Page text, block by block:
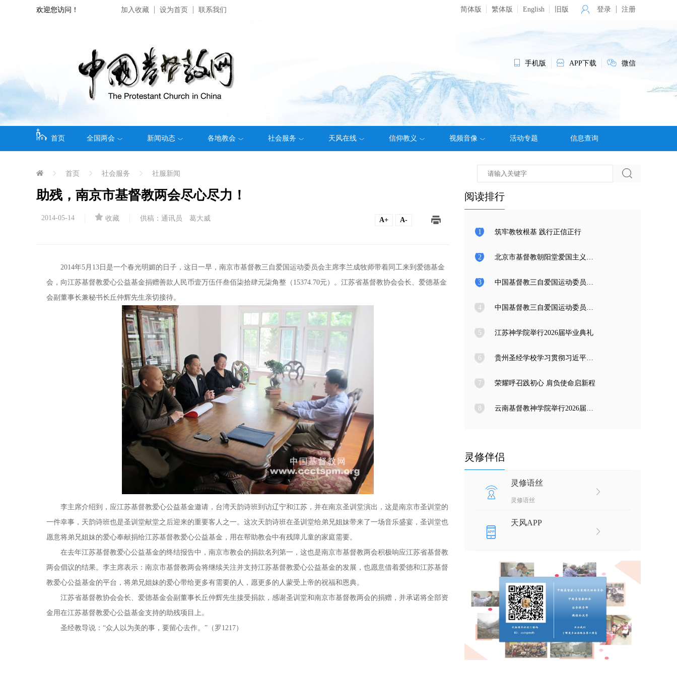
欢迎您访问！ 加入收藏 设为首页 联系我们 简体版 繁体版 English 旧版 登录 注册
手机版 APP下载 微信
首页 全国两会 新闻动态 各地教会 社会服务 天风在线 信仰教义 视频音像 活动专题 信息查询
首页 社会服务 社服新闻
助残，南京市基督教两会尽心尽力！
2014-05-14 收藏 供稿：通讯员 葛大威 A+ A-
2014年5月13日是一个春光明媚的日子，这日一早，南京市基督教三自爱国运动委员会主席李兰成牧师带着同工来到爱德基金
会，向江苏基督教爱心公益基金捐赠善款人民币壹万伍仟叁佰柒拾肆元柒角整（15374.70元）。江苏省基督教协会会长、爱德基金
会副董事长兼秘书长丘仲辉先生亲切接待。
李主席介绍到，应江苏基督教爱心公益基金邀请，台湾天韵诗班到访辽宁和江苏，并在南京圣训堂演出，这是南京市圣训堂的
一件幸事，天韵诗班也是圣训堂献堂之后迎来的重要客人之一。这次天韵诗班在圣训堂给弟兄姐妹带来了一场音乐盛宴，圣训堂也
愿意将弟兄姐妹的爱心奉献捐给江苏基督教爱心公益基金，用在帮助教会中有残障儿童的家庭需要。
在去年江苏基督教爱心公益基金的终结报告中，南京市教会的捐款名列第一，这也是南京市基督教两会积极响应江苏省基督教
两会倡议的结果。李主席表示：南京市基督教两会将继续关注并支持江苏基督教爱心公益基金的发展，也愿意借着爱德和江苏基督
教爱心公益基金的平台，将弟兄姐妹的爱心带给更多有需要的人，愿更多的人蒙受上帝的祝福和恩典。
江苏省基督教协会会长、爱德基金会副董事长丘仲辉先生接受捐款，感谢圣训堂和南京市基督教两会的捐赠，并承诺将全部资
金用在江苏基督教爱心公益基金支持的助残项目上。
圣经教导说：“众人以为美的事，要留心去作。”（罗1217）
阅读排行
1 筑牢教牧根基 践行正信正行
2 北京市基督教朝阳堂爱国主义教育学习访问团一行来访
3 中国基督教三自爱国运动委员会2026年度公开招聘工作人员面试公告
4 中国基督教三自爱国运动委员会2026年度公开招聘应届高校毕业生面试公告
5 江苏神学院举行2026届毕业典礼
6 贵州圣经学校学习贯彻习近平总书记在庆祝中国共产党成立105周年大会上的重要讲话精神
7 荣耀呼召践初心 肩负使命启新程
8 云南基督教神学院举行2026届毕业典礼
灵修伴侣
灵修语丝
灵修语丝
天风APP